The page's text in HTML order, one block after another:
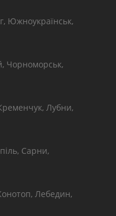
Южноукраїнськ,
Чорноморськ,
Лубни,
Сарни,
Лебедин,